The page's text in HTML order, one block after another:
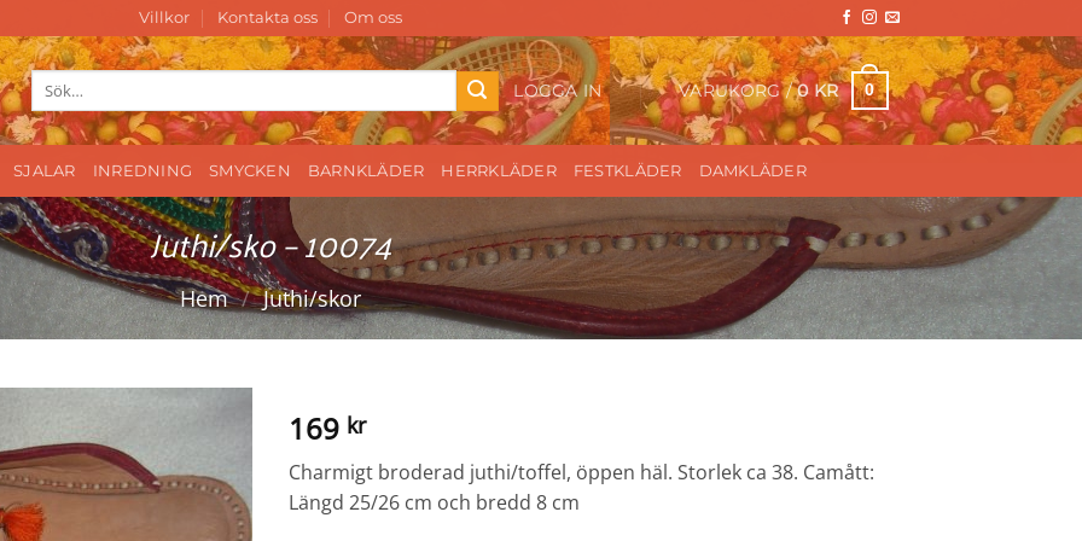
Villkor Kontakta oss Om oss
Sök
LOGGA IN VARUKORG /0 KR 0
SJALAR INREDNING SMYCKEN BARNKLÄDER HERRKLÄDER FESTKLÄDER DAMKLÄDER
Juthi/sko – 10074
Hem / Juthi/skor
169 kr
Charmigt broderad juthi/toffel, öppen häl. Storlek ca 38. Camått:
Längd 25/26 cm och bredd 8 cm